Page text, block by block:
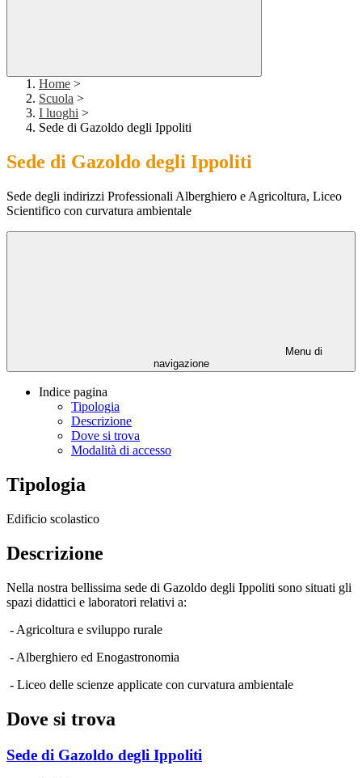
Home >
Scuola >
I luoghi >
Sede di Gazoldo degli Ippoliti
Sede di Gazoldo degli Ippoliti
Sede degli indirizzi Professionali Alberghiero e Agricoltura, Liceo
Scientifico con curvatura ambientale
Menu di
navigazione
Indice pagina
Tipologia
Descrizione
Dove si trova
Modalità di accesso
Tipologia
Edificio scolastico
Descrizione
Nella nostra bellissima sede di Gazoldo degli Ippoliti sono situati gli
spazi didattici e laboratori relativi a:
- Agricoltura e sviluppo rurale
- Alberghiero ed Enogastronomia
- Liceo delle scienze applicate con curvatura ambientale
Dove si trova
Sede di Gazoldo degli Ippoliti